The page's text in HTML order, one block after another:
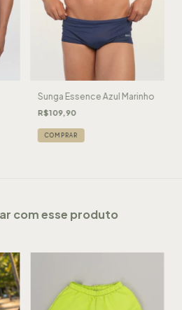
Sunga Essence Azul Marinho
R$109,90
COMPRAR
com esse produto